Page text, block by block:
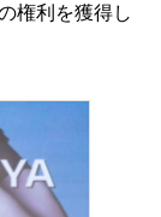
権利を獲得し